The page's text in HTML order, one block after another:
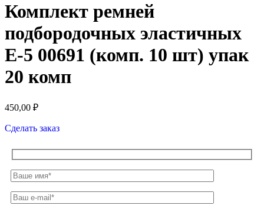
Комплект ремней
подбородочных эластичных
E-5 00691 (комп. 10 шт) упак
20 комп
450,00 ₽
Сделать заказ